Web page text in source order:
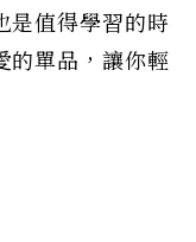
是值得學習的時
的單品，讓你輕